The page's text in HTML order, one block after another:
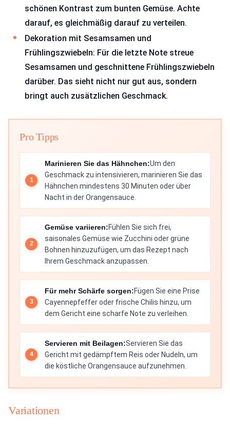
schönen Kontrast zum bunten Gemüse. Achte
darauf, es gleichmäßig darauf zu verteilen.
Dekoration mit Sesamsamen und
Frühlingszwiebeln: Für die letzte Note streue
Sesamsamen und geschnittene Frühlingszwiebeln
darüber. Das sieht nicht nur gut aus, sondern
bringt auch zusätzlichen Geschmack.
Pro Tipps
Marinieren Sie das Hähnchen:Um den
Geschmack zu intensivieren, marinieren Sie das
Hähnchen mindestens 30 Minuten oder über
Nacht in der Orangensauce.
Gemüse variieren:Fühlen Sie sich frei,
saisonales Gemüse wie Zucchini oder grüne
Bohnen hinzuzufügen, um das Rezept nach
Ihrem Geschmack anzupassen.
Für mehr Schärfe sorgen:Fügen Sie eine Prise
Cayennepfeffer oder frische Chilis hinzu, um
dem Gericht eine scharfe Note zu verleihen.
Servieren mit Beilagen:Servieren Sie das
Gericht mit gedämpftem Reis oder Nudeln, um
die köstliche Orangensauce aufzunehmen.
Variationen